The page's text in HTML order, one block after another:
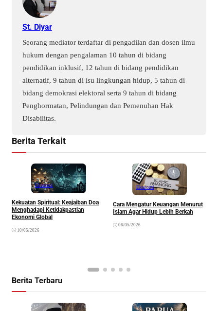
St. Diyar
Seorang mediator terdaftar di pengadilan dan dosen ilmu
hukum dengan pengalaman 10 tahun di bidang
pendidikan inklusif, 12 tahun di bidang pendidikan
alternatif, 9 tahun di isu lingkungan hidup, 5 tahun di
bidang demokrasi elektoral serta 9 tahun di bidang
Penghormatan, Pelindungan dan Pemenuhan Hak
Disabilitas.
Berita Terkait
Ekonomi
Kekuatan Spiritual: Keajaiban Doa
Menghadapi Ketidakpastian
Ekonomi Global
10/05/2026
Ekonomi
Cara Mengatur Keuangan Menurut
Islam Agar Hidup Lebih Berkah
06/05/2026
Berita Terbaru